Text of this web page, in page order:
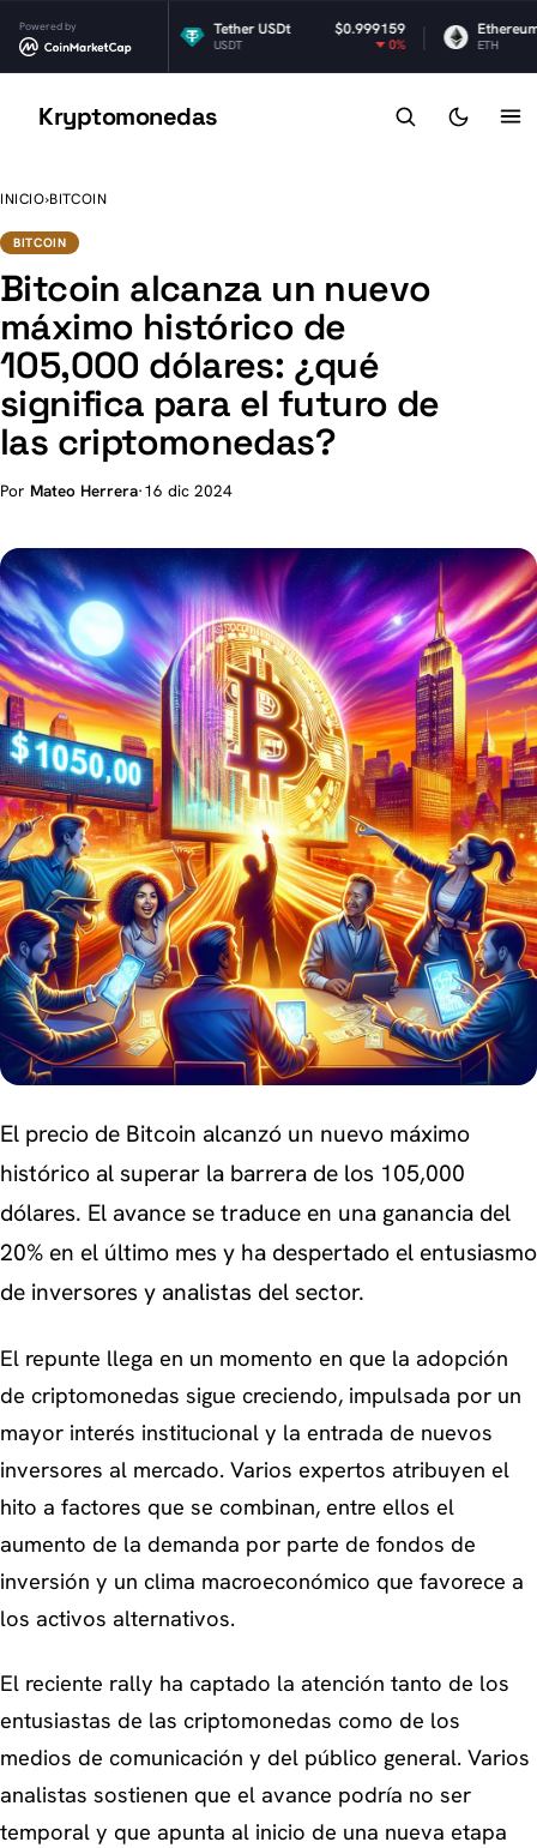
Powered by$1.03
-0.51%
Tether USDt $0.999159
USDT
Ethereum
ETH
Kryptomonedas
INICIO›BITCOIN
BITCOIN
Bitcoin alcanza un nuevo
máximo histórico de
105,000 dólares: ¿qué
significa para el futuro de
las criptomonedas?
Por Mateo Herrera·16 dic 2024
El precio de Bitcoin alcanzó un nuevo máximo
histórico al superar la barrera de los 105,000
dólares. El avance se traduce en una ganancia del
20% en el último mes y ha despertado el entusiasmo
de inversores y analistas del sector.
El repunte llega en un momento en que la adopción
de criptomonedas sigue creciendo, impulsada por un
mayor interés institucional y la entrada de nuevos
inversores al mercado. Varios expertos atribuyen el
hito a factores que se combinan, entre ellos el
aumento de la demanda por parte de fondos de
inversión y un clima macroeconómico que favorece a
los activos alternativos.
El reciente rally ha captado la atención tanto de los
entusiastas de las criptomonedas como de los
medios de comunicación y del público general. Varios
analistas sostienen que el avance podría no ser
temporal y que apunta al inicio de una nueva etapa